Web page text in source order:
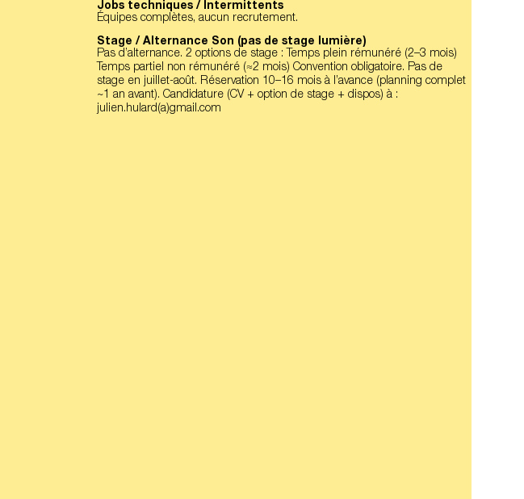
Jobs techniques / Intermittents
Équipes complètes, aucun recrutement.
Stage / Alternance Son (pas de stage lumière)
Pas d’alternance. 2 options de stage : Temps plein rémunéré (2–3 mois)
Temps partiel non rémunéré (≈2 mois) Convention obligatoire. Pas de
stage en juillet-août. Réservation 10–16 mois à l’avance (planning complet
~1 an avant). Candidature (CV + option de stage + dispos) à :
julien.hulard(a)gmail.com